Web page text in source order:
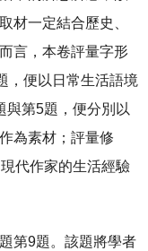
材一定結合歷史、
言，本卷評量字形
，便以日常生活語境
與第5題，便分別以
為素材；評量修
代作家的生活經驗
第9題。該題將學者